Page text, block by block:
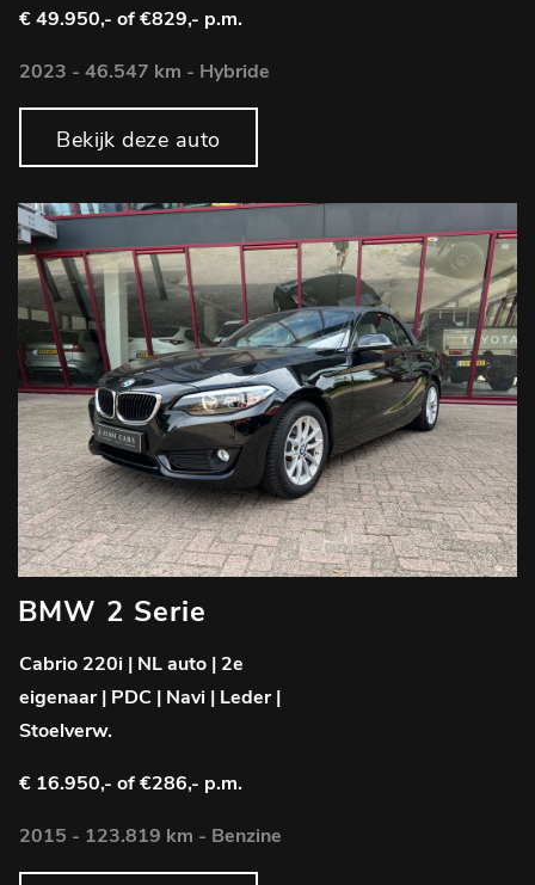
€ 49.950,- of €829,- p.m.
2023 - 46.547 km - Hybride
Bekijk deze auto
BMW 2 Serie
Cabrio 220i | NL auto | 2e
eigenaar | PDC | Navi | Leder |
Stoelverw.
€ 16.950,- of €286,- p.m.
2015 - 123.819 km - Benzine